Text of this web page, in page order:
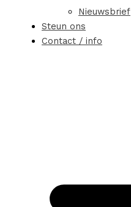
Nieuwsbrief
Steun ons
Contact / info